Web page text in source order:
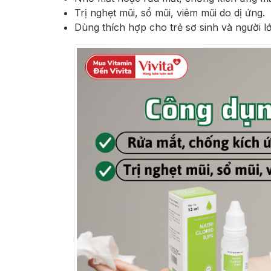
Trị nghẹt mũi, sổ mũi, viêm mũi do dị ứng.
Dùng thích hợp cho trẻ sơ sinh và người